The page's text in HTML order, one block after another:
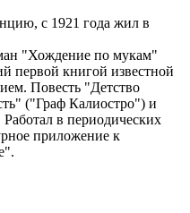
с 1921 года жил в
"Хождение по мукам"
первой книгой известной
Повесть "Детство
("Граф Калиостро") и
в периодических
приложение к